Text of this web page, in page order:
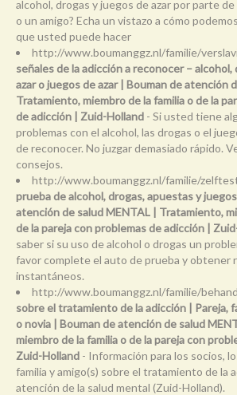
alcohol, drogas y juegos de azar por parte
o un amigo? Echa un vistazo a cómo
que usted puede hacer
http://www.boumanggz.nl/familie/
señales de la adicción a reconocer –
azar o juegos de azar | Bouman de atención
Tratamiento, miembro de la familia o de la
de adicción | Zuid-Holland - Si usted tiene
problemas con el alcohol, las drogas o el
de reconocer. No juzgar demasiado rápido.
consejos.
http://www.boumanggz.nl/familie/
prueba de alcohol, drogas, apuestas y
atención de salud MENTAL | Tratamiento,
de la pareja con problemas de adicción |
saber si su uso de alcohol o drogas un
favor complete el auto de prueba y obtener
instantáneos.
http://www.boumanggz.nl/familie/
sobre el tratamiento de la adicción | Pareja,
o novia | Bouman de atención de salud
miembro de la familia o de la pareja con
Zuid-Holland - Información para los socios,
familia y amigo(s) sobre el tratamiento de la
atención de la salud mental (Zuid-Holland).